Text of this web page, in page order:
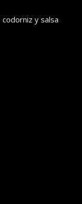
y salsa